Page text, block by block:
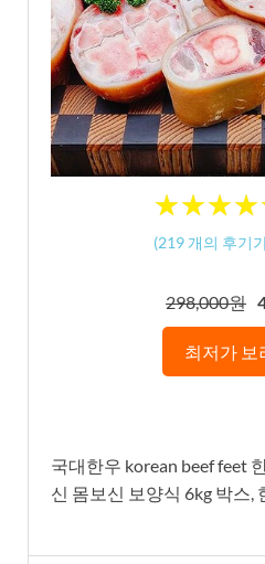
★★★★
★★★★
(219 개의 후기
298,000원
최저가 보
국대한우 korean beef feet
신 몸보신 보양식 6kg 박스,